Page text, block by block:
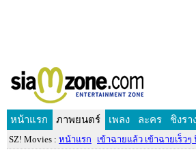
หน้าแรก ภาพยนตร์ เพลง ละคร ชิงรา
SZ! Movies : หน้าแรก เข้าฉายแล้ว เข้าฉายเร็วๆ